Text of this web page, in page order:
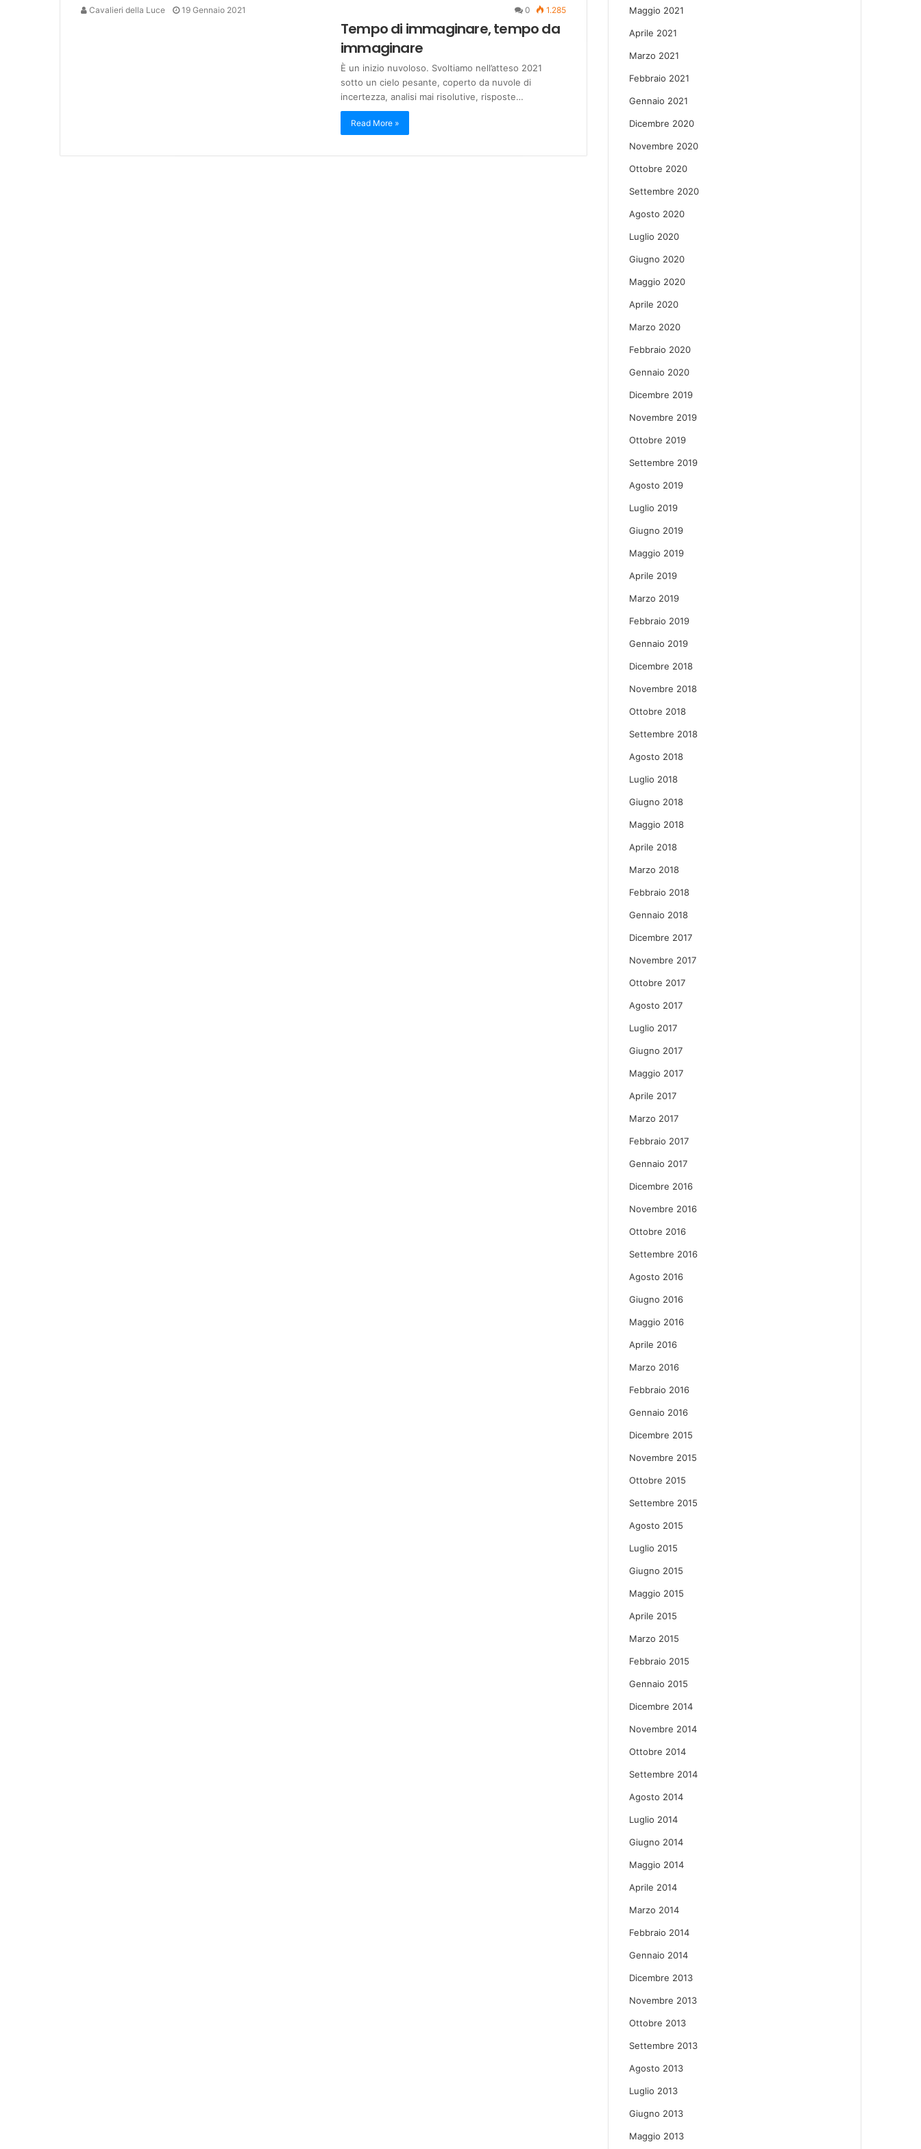
Cavalieri della Luce 19 Gennaio 2021 0 1.285
Tempo di immaginare, tempo da
immaginare
È un inizio nuvoloso. Svoltiamo nell’atteso 2021
sotto un cielo pesante, coperto da nuvole di
incertezza, analisi mai risolutive, risposte…
Read More »
Maggio 2021
Aprile 2021
Marzo 2021
Febbraio 2021
Gennaio 2021
Dicembre 2020
Novembre 2020
Ottobre 2020
Settembre 2020
Agosto 2020
Luglio 2020
Giugno 2020
Maggio 2020
Aprile 2020
Marzo 2020
Febbraio 2020
Gennaio 2020
Dicembre 2019
Novembre 2019
Ottobre 2019
Settembre 2019
Agosto 2019
Luglio 2019
Giugno 2019
Maggio 2019
Aprile 2019
Marzo 2019
Febbraio 2019
Gennaio 2019
Dicembre 2018
Novembre 2018
Ottobre 2018
Settembre 2018
Agosto 2018
Luglio 2018
Giugno 2018
Maggio 2018
Aprile 2018
Marzo 2018
Febbraio 2018
Gennaio 2018
Dicembre 2017
Novembre 2017
Ottobre 2017
Agosto 2017
Luglio 2017
Giugno 2017
Maggio 2017
Aprile 2017
Marzo 2017
Febbraio 2017
Gennaio 2017
Dicembre 2016
Novembre 2016
Ottobre 2016
Settembre 2016
Agosto 2016
Giugno 2016
Maggio 2016
Aprile 2016
Marzo 2016
Febbraio 2016
Gennaio 2016
Dicembre 2015
Novembre 2015
Ottobre 2015
Settembre 2015
Agosto 2015
Luglio 2015
Giugno 2015
Maggio 2015
Aprile 2015
Marzo 2015
Febbraio 2015
Gennaio 2015
Dicembre 2014
Novembre 2014
Ottobre 2014
Settembre 2014
Agosto 2014
Luglio 2014
Giugno 2014
Maggio 2014
Aprile 2014
Marzo 2014
Febbraio 2014
Gennaio 2014
Dicembre 2013
Novembre 2013
Ottobre 2013
Settembre 2013
Agosto 2013
Luglio 2013
Giugno 2013
Maggio 2013